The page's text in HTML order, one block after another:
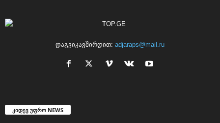
დაგვიკავშირდით: adjaraps@mail.ru
კიდევ უფრო NEWS